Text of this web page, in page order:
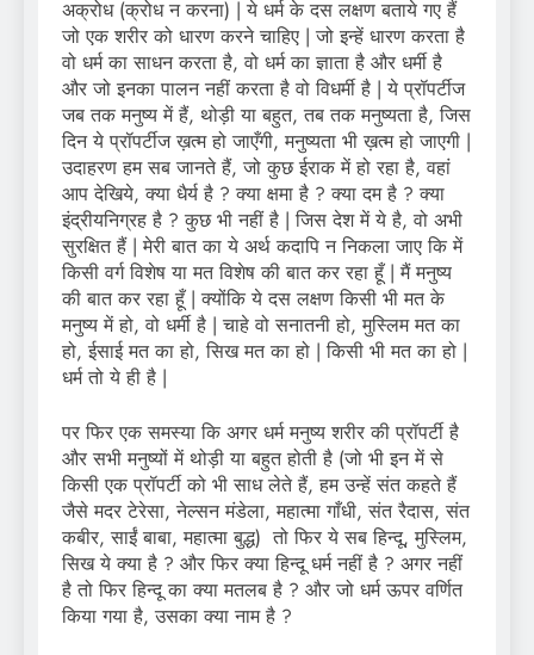
अक्रोध (क्रोध न करना) | ये धर्म के दस लक्षण बताये गए हैं
जो एक शरीर को धारण करने चाहिए | जो इन्हें धारण करता है
वो धर्म का साधन करता है, वो धर्म का ज्ञाता है और धर्मी है
और जो इनका पालन नहीं करता है वो विधर्मी है | ये प्रॉपर्टीज
जब तक मनुष्य में हैं, थोड़ी या बहुत, तब तक मनुष्यता है, जिस
दिन ये प्रॉपर्टीज ख़त्म हो जाएँगी, मनुष्यता भी ख़त्म हो जाएगी |
उदाहरण हम सब जानते हैं, जो कुछ ईराक में हो रहा है, वहां
आप देखिये, क्या धैर्य है ? क्या क्षमा है ? क्या दम है ? क्या
इंद्रीयनिग्रह है ? कुछ भी नहीं है | जिस देश में ये है, वो अभी
सुरक्षित हैं | मेरी बात का ये अर्थ कदापि न निकला जाए कि में
किसी वर्ग विशेष या मत विशेष की बात कर रहा हूँ | मैं मनुष्य
की बात कर रहा हूँ | क्योंकि ये दस लक्षण किसी भी मत के
मनुष्य में हो, वो धर्मी है | चाहे वो सनातनी हो, मुस्लिम मत का
हो, ईसाई मत का हो, सिख मत का हो | किसी भी मत का हो |
धर्म तो ये ही है |
पर फिर एक समस्या कि अगर धर्म मनुष्य शरीर की प्रॉपर्टी है
और सभी मनुष्यों में थोड़ी या बहुत होती है (जो भी इन में से
किसी एक प्रॉपर्टी को भी साध लेते हैं, हम उन्हें संत कहते हैं
जैसे मदर टेरेसा, नेल्सन मंडेला, महात्मा गाँधी, संत रैदास, संत
कबीर, साईं बाबा, महात्मा बुद्ध) तो फिर ये सब हिन्दू, मुस्लिम,
सिख ये क्या है ? और फिर क्या हिन्दू धर्म नहीं है ? अगर नहीं
है तो फिर हिन्दू का क्या मतलब है ? और जो धर्म ऊपर वर्णित
किया गया है, उसका क्या नाम है ?